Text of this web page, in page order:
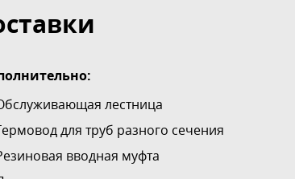
лестница
для труб разного сечения
вводная муфта